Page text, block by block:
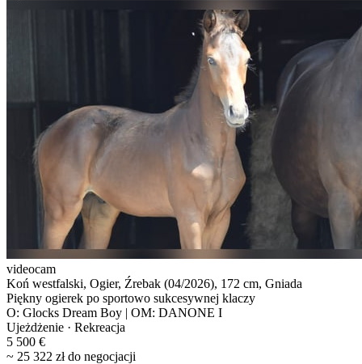
videocam
Koń westfalski, Ogier, Źrebak (04/2026), 172 cm, Gniada
Piękny ogierek po sportowo sukcesywnej klaczy
O: Glocks Dream Boy | OM: DANONE I
Ujeżdżenie · Rekreacja
5 500 €
~ 25 322 zł do negocjacji